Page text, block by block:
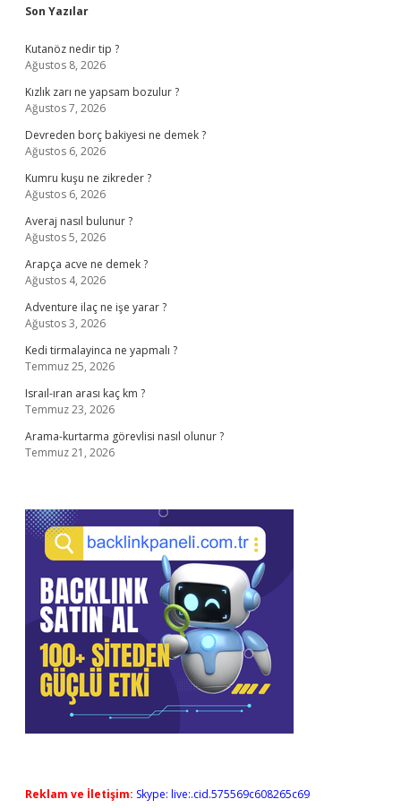
Sidebar
Son Yazılar
Kutanöz nedir tip ?
Ağustos 8, 2026
Kızlık zarı ne yapsam bozulur ?
Ağustos 7, 2026
Devreden borç bakiyesi ne demek ?
Ağustos 6, 2026
Kumru kuşu ne zikreder ?
Ağustos 6, 2026
Averaj nasıl bulunur ?
Ağustos 5, 2026
Arapça acve ne demek ?
Ağustos 4, 2026
Adventure ilaç ne işe yarar ?
Ağustos 3, 2026
Kedi tirmalayinca ne yapmalı ?
Temmuz 25, 2026
Israıl-ıran arası kaç km ?
Temmuz 23, 2026
Arama-kurtarma görevlisi nasıl olunur ?
Temmuz 21, 2026
Reklam ve İletişim: Skype: live:.cid.575569c608265c69